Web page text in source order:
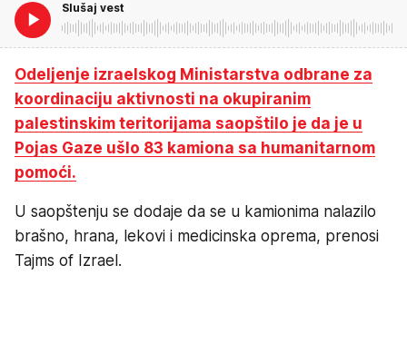
Slušaj vest
Odeljenje izraelskog Ministarstva odbrane za
koordinaciju aktivnosti na okupiranim
palestinskim teritorijama saopštilo je da je u
Pojas Gaze ušlo 83 kamiona sa humanitarnom
pomoći.
U saopštenju se dodaje da se u kamionima nalazilo
brašno, hrana, lekovi i medicinska oprema, prenosi
Tajms of Izrael.